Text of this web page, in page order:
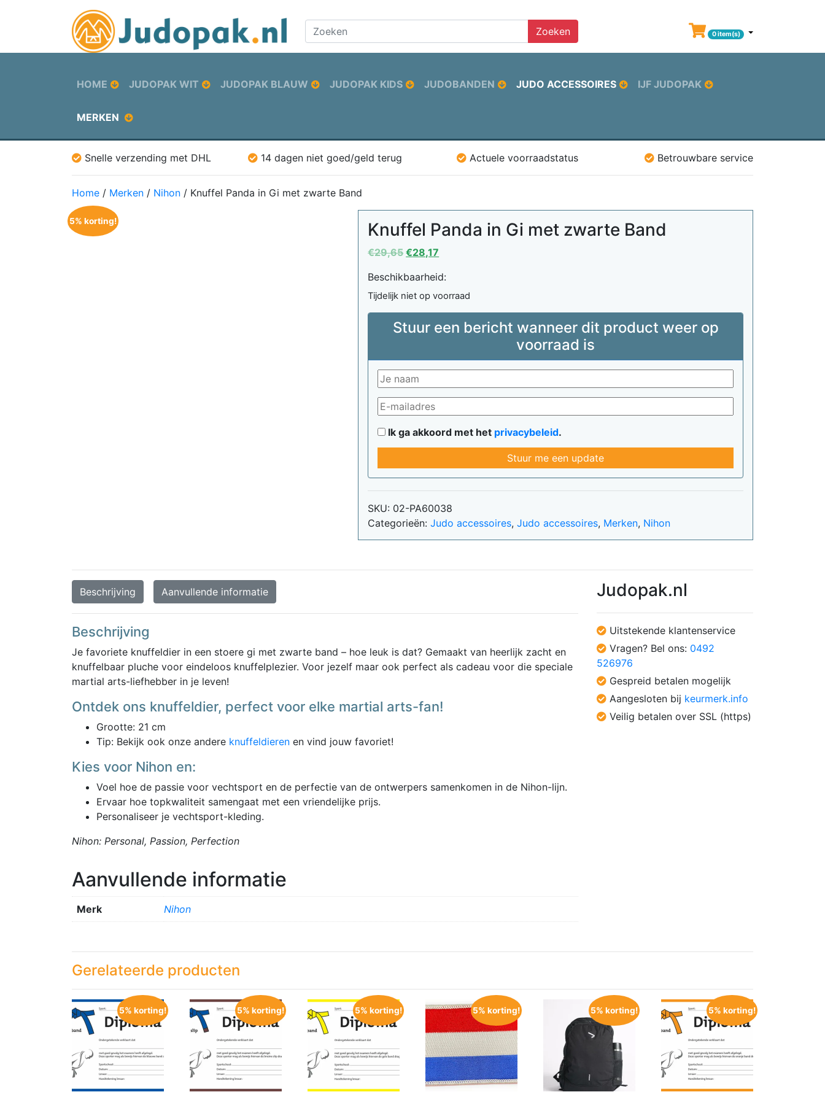
Zoeken 0 item(s)
HOME JUDOPAK WIT JUDOPAK BLAUW JUDOPAK KIDS JUDOBANDEN JUDO ACCESSOIRES IJF JUDOPAK
MERKEN
Snelle verzending met DHL 14 dagen niet goed/geld terug Actuele voorraadstatus Betrouwbare service
Home / Merken / Nihon / Knuffel Panda in Gi met zwarte Band
5% korting! Knuffel Panda in Gi met zwarte Band
€29,65 Oorspronkelijke
was:
€29,65.
€28,17
is:
€28,17.
Beschikbaarheid:
Tijdelijk niet op voorraad
Stuur een bericht wanneer dit product weer op
voorraad is
Ik ga akkoord met het privacybeleid.
Stuur me een update
SKU: 02-PA60038
Categorieën:Judo accessoires,Judo accessoires, Merken, Nihon
Beschrijving Aanvullende informatie
Beschrijving
Je favoriete knuffeldier in een stoere gi met zwarte band – hoe leuk is dat? Gemaakt van heerlijk zacht en
knuffelbaar pluche voor eindeloos knuffelplezier. Voor jezelf maar ook perfect als cadeau voor die speciale
martial arts-liefhebber in je leven!
Ontdek ons knuffeldier, perfect voor elke martial arts-fan!
Grootte: 21 cm
Tip: Bekijk ook onze andere knuffeldieren en vind jouw favoriet!
Kies voor Nihon en:
Voel hoe de passie voor vechtsport en de perfectie van de ontwerpers samenkomen in de Nihon-lijn.
Ervaar hoe topkwaliteit samengaat met een vriendelijke prijs.
Personaliseer je vechtsport-kleding.
Nihon: Personal, Passion, Perfection
Aanvullende informatie
Merk Nihon
Judopak.nl
Uitstekende klantenservice
Vragen? Bel ons: 0492
526976
Gespreid betalen mogelijk
Aangesloten bij keurmerk.info
Veilig betalen over SSL (https)
Gerelateerde producten
5% korting! 5% korting! 5% korting! 5% korting! 5% korting! 5% korting!